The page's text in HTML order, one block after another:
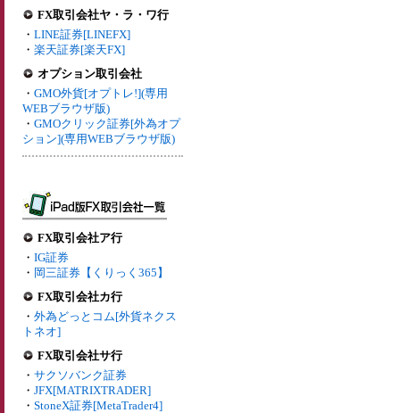
FX取引会社ヤ・ラ・ワ行
・ LINE証券[LINEFX]
・ 楽天証券[楽天FX]
オプション取引会社
・ GMO外貨[オプトレ!](専用
WEBブラウザ版)
・ GMOクリック証券[外為オプ
ション](専用WEBブラウザ版)
FX取引会社ア行
・ IG証券
・ 岡三証券【くりっく365】
FX取引会社カ行
・ 外為どっとコム[外貨ネクス
トネオ]
FX取引会社サ行
・ サクソバンク証券
・ JFX[MATRIXTRADER]
・ StoneX証券[MetaTrader4]